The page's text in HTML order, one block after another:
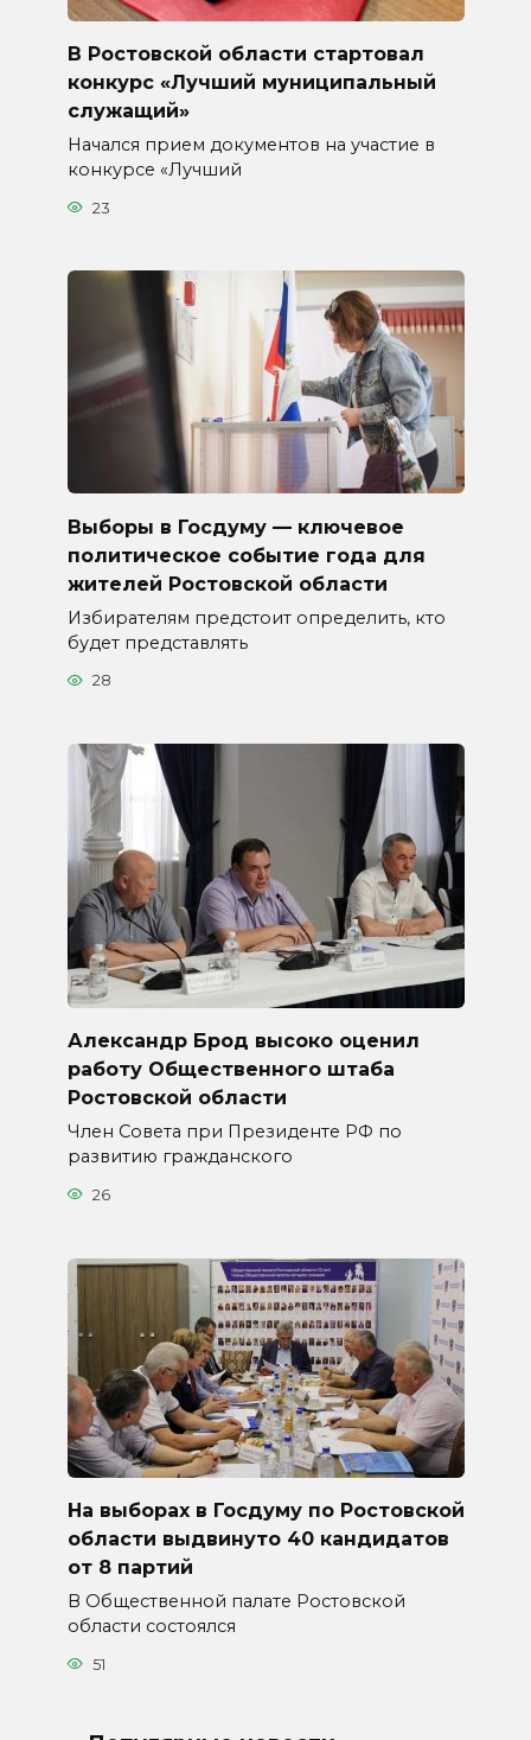
В Ростовской области стартовал
конкурс «Лучший муниципальный
служащий»
Начался прием документов на участие в
конкурсе «Лучший
23
Выборы в Госдуму — ключевое
политическое событие года для
жителей Ростовской области
Избирателям предстоит определить, кто
будет представлять
28
Александр Брод высоко оценил
работу Общественного штаба
Ростовской области
Член Совета при Президенте РФ по
развитию гражданского
26
На выборах в Госдуму по Ростовской
области выдвинуто 40 кандидатов
от 8 партий
В Общественной палате Ростовской
области состоялся
51